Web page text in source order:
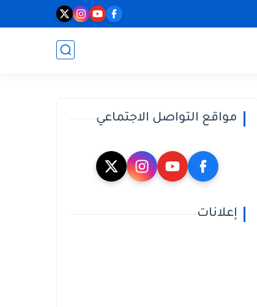
مواقع التواصل الاجتماعي
إعلانات